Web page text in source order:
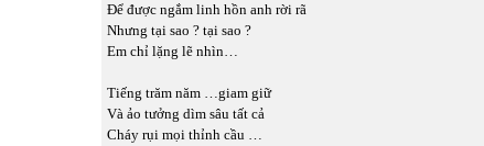
Để được ngắm linh hồn anh rời rã
Nhưng tại sao ? tại sao ?
Em chỉ lặng lẽ nhìn…
Tiếng trăm năm …giam giữ
Và ảo tưởng dìm sâu tất cả
Cháy rụi mọi thỉnh cầu …